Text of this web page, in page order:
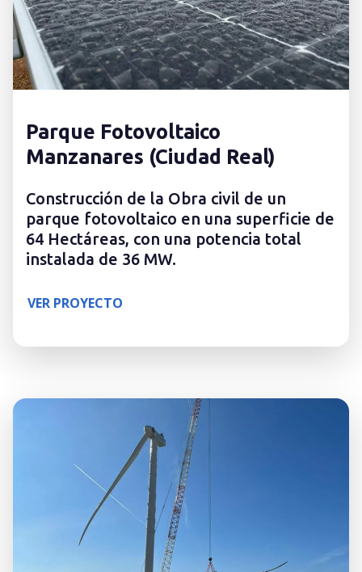
Parque Fotovoltaico
Manzanares (Ciudad Real)
Construcción de la Obra civil de un
parque fotovoltaico en una superficie de
64 Hectáreas, con una potencia total
instalada de 36 MW.
VER PROYECTO